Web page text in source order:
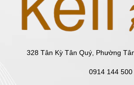
328 Tân Kỳ Tân Quý, Phường
0914 144 500